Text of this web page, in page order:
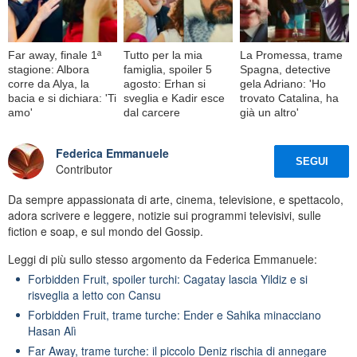
Far away, finale 1ª
stagione: Albora
corre da Alya, la
bacia e si dichiara: 'Ti
amo'
Tutto per la mia
famiglia, spoiler 5
agosto: Erhan si
sveglia e Kadir esce
dal carcere
La Promessa, trame
Spagna, detective
gela Adriano: 'Ho
trovato Catalina, ha
già un altro'
Federica Emmanuele
Contributor
SEGUI
Da sempre appassionata di arte, cinema, televisione, e spettacolo,
adora scrivere e leggere, notizie sui programmi televisivi, sulle
fiction e soap, e sul mondo del Gossip.
Leggi di più sullo stesso argomento da Federica Emmanuele:
Forbidden Fruit, spoiler turchi: Cagatay lascia Yildiz e si
risveglia a letto con Cansu
Forbidden Fruit, trame turche: Ender e Sahika minacciano
Hasan Alì
Far Away, trame turche: il piccolo Deniz rischia di annegare